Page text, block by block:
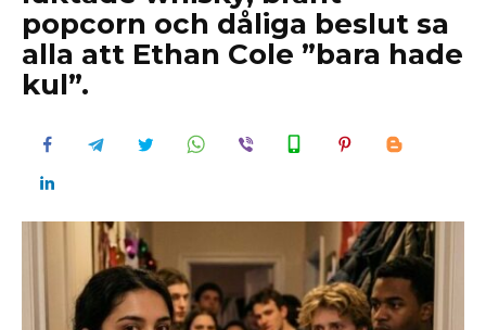
popcorn och dåliga beslut sa
alla att Ethan Cole ”bara hade
kul”.